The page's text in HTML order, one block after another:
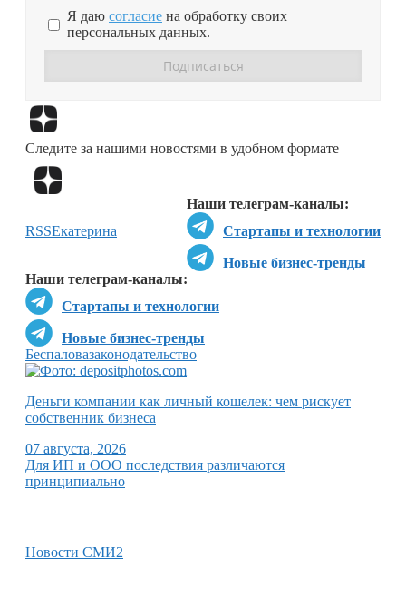
Я даю согласие на обработку своих
персональных данных.
Следите за нашими новостями в удобном формате
Наши телеграм-каналы:
Стартапы и технологии
Новые бизнес-тренды
Наши телеграм-каналы:
Стартапы и технологии
Новые бизнес-тренды
RSSЕкатерина
Беспаловазаконодательство
Деньги компании как личный кошелек: чем рискует
собственник бизнеса
07 августа, 2026
Для ИП и ООО последствия различаются
принципиально
Новости СМИ2